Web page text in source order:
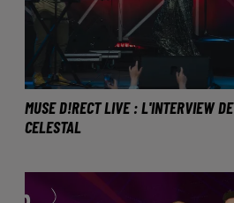
MUSE D!RECT LIVE : L'INTERVIEW DE
CELESTAL
ce vendredi 24 mai.